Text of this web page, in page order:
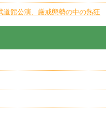
道館公演、厳戒態勢の中の熱狂